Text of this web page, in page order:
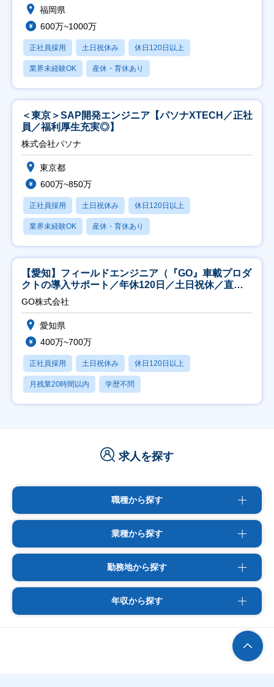
福岡県
600万~1000万
正社員採用 土日祝休み 休日120日以上
業界未経験OK 産休・育休あり
＜東京＞SAP開発エンジニア【パソナXTECH／正社
員／福利厚生充実◎】
株式会社パソナ
東京都
600万~850万
正社員採用 土日祝休み 休日120日以上
業界未経験OK 産休・育休あり
【愛知】フィールドエンジニア（『GO』車載プロダ
クトの導入サポート／年休120日／土日祝休／直行
直帰
GO株式会社
愛知県
400万~700万
正社員採用 土日祝休み 休日120日以上
月残業20時間以内 学歴不問
求人を探す
職種から探す
業種から探す
勤務地から探す
年収から探す